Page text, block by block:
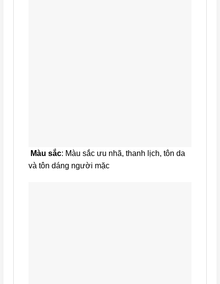
Màu sắc: Màu sắc ưu nhã, thanh lịch, tôn da
và tôn dáng người mặc